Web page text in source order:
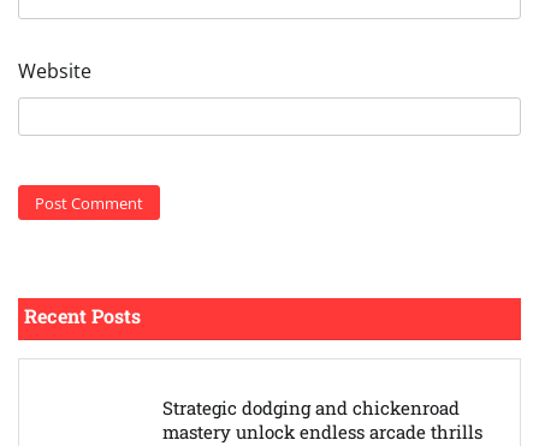
Website
Recent Posts
Strategic dodging and chickenroad
mastery unlock endless arcade thrills